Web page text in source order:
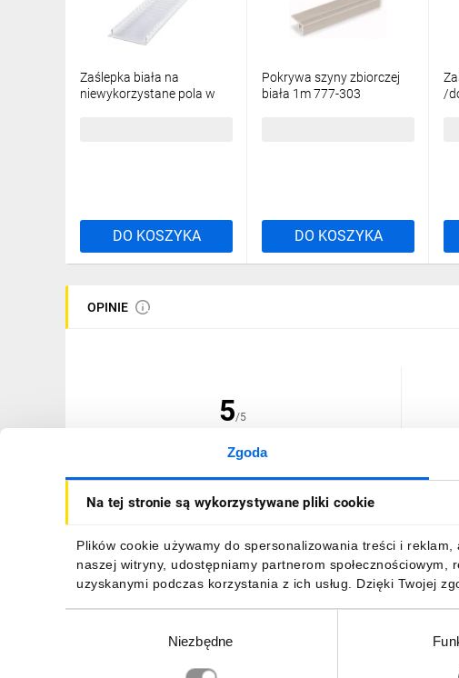
Zgoda
Na tej stronie są wykorzystywane pliki cookie
Plików cookie używamy do spersonalizowania treści i
naszej witryny, udostępniamy partnerom
uzyskanymi podczas korzystania z ich usług. Dzięki Twojej
Niezbędne
Zaślepka biała na
niewykorzystane pola w
DO KOSZYKA
Pokrywa szyny zbiorczej
biała 1m 777-303
DO KOSZYKA
/
OPINIE
5/5
(1 opinia)
23.03.2026 P...k
wszystko ok
ZGŁOŚ NADUŻYCIE